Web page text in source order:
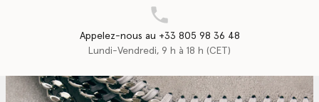
Appelez-nous au +33 805 98 36 48
Lundi-Vendredi, 9 h à 18 h (CET)